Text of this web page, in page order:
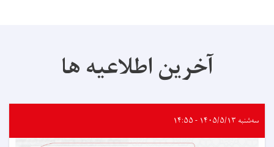
آخرین اطلاعیه ها
سه‌شنبه ۱۴۰۵/۵/۱۳ - ۱۴:۵۵